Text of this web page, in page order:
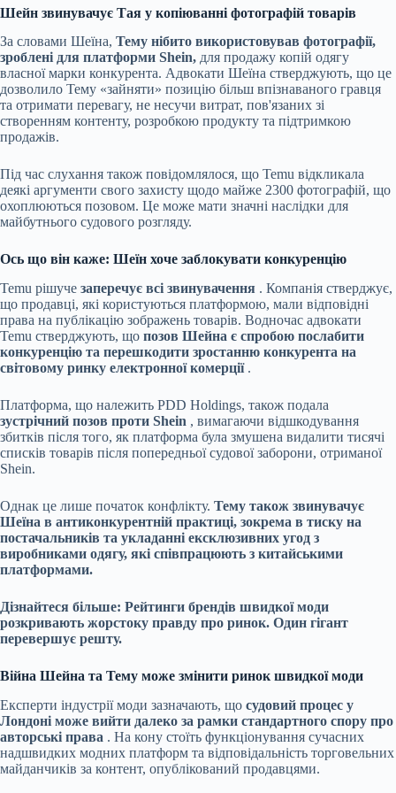
Шейн звинувачує Тая у копіюванні фотографій товарів
За словами Шеїна, Тему нібито використовував фотографії,
зроблені для платформи Shein, для продажу копій одягу
власної марки конкурента. Адвокати Шеїна стверджують, що це
дозволило Тему «зайняти» позицію більш впізнаваного гравця
та отримати перевагу, не несучи витрат, пов'язаних зі
створенням контенту, розробкою продукту та підтримкою
продажів.
Під час слухання також повідомлялося, що Temu відкликала
деякі аргументи свого захисту щодо майже 2300 фотографій, що
охоплюються позовом. Це може мати значні наслідки для
майбутнього судового розгляду.
Ось що він каже: Шеїн хоче заблокувати конкуренцію
Temu рішуче заперечує всі звинувачення . Компанія стверджує,
що продавці, які користуються платформою, мали відповідні
права на публікацію зображень товарів. Водночас адвокати
Temu стверджують, що позов Шейна є спробою послабити
конкуренцію та перешкодити зростанню конкурента на
світовому ринку електронної комерції.
Платформа, що належить PDD Holdings, також подала
зустрічний позов проти Shein , вимагаючи відшкодування
збитків після того, як платформа була змушена видалити тисячі
списків товарів після попередньої судової заборони, отриманої
Shein.
Однак це лише початок конфлікту. Тему також звинувачує
Шеїна в антиконкурентній практиці, зокрема в тиску на
постачальників та укладанні ексклюзивних угод з
виробниками одягу, які співпрацюють з китайськими
платформами.
Дізнайтеся більше: Рейтинги брендів швидкої моди
розкривають жорстоку правду про ринок. Один гігант
перевершує решту.
Війна Шейна та Тему може змінити ринок швидкої моди
Експерти індустрії моди зазначають, що судовий процес у
Лондоні може вийти далеко за рамки стандартного спору про
авторські права . На кону стоїть функціонування сучасних
надшвидких модних платформ та відповідальність торговельних
майданчиків за контент, опублікований продавцями.